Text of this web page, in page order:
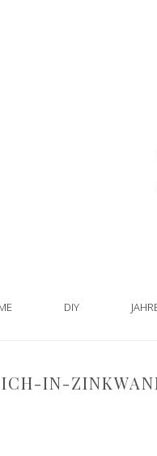
DIY
IN-